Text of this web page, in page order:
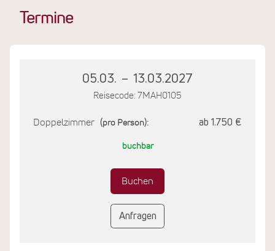
Termine
05.03. – 13.03.2027
Reisecode: 7MAH0105
Doppelzimmer (pro Person): ab 1.750 €
buchbar
Buchen
Anfragen